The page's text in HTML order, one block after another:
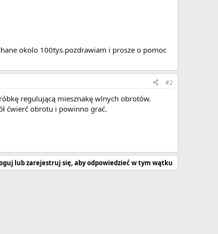
okolo 100tys.pozdrawiam i prosze o pomoc
#2
regulującą miesznakę wlnych obrotów.
ćwierć obrotu i powinno grać.
lub zarejestruj się, aby odpowiedzieć w tym wątku